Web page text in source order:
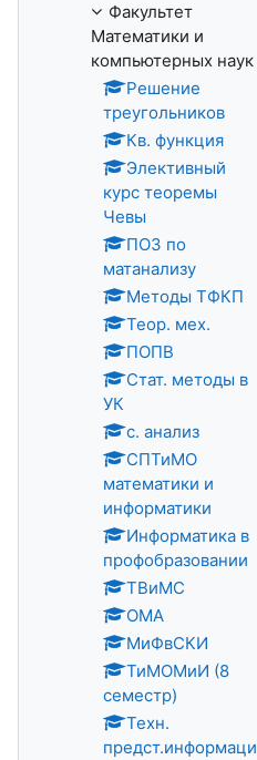
Факультет
Математики и
компьютерных наук
Решение
треугольников
Кв. функция
Элективный
курс теоремы
Чевы
ПОЗ по
матанализу
Методы ТФКП
Теор. мех.
ПОПВ
Стат. методы в
УК
с. анализ
СПТиМО
математики и
информатики
Информатика в
профобразовании
ТВиМС
ОМА
МиФвСКИ
ТиМОМиИ (8
семестр)
Техн.
предст.информаци